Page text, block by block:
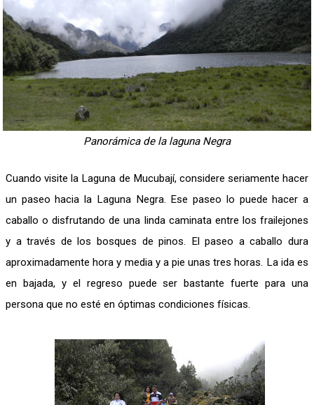
Panorámica de la laguna Negra
Cuando visite la Laguna de Mucubají, considere seriamente hacer
un paseo hacia la Laguna Negra. Ese paseo lo puede hacer a
caballo o disfrutando de una linda caminata entre los frailejones
y a través de los bosques de pinos. El paseo a caballo dura
aproximadamente hora y media y a pie unas tres horas. La ida es
en bajada, y el regreso puede ser bastante fuerte para una
persona que no esté en óptimas condiciones físicas.